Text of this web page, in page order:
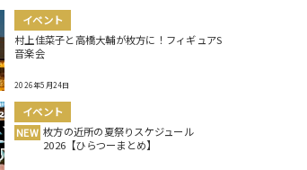
イベント
村上佳菜子と高橋大輔が枚方に！フィギュアS
音楽会
2026年5月24日
イベント
NEW 枚方の近所の夏祭りスケジュール
2026【ひらつーまとめ】